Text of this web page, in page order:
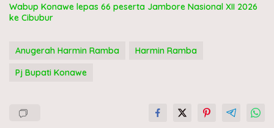
Wabup Konawe lepas 66 peserta Jambore Nasional XII 2026
ke Cibubur
Anugerah Harmin Ramba
Harmin Ramba
Pj Bupati Konawe